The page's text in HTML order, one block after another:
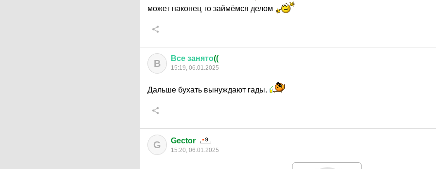
может наконец то займёмся делом
В Все занято((
15:19, 06.01.2025
Дальше бухать вынуждают гады.
G Gector
15:20, 06.01.2025